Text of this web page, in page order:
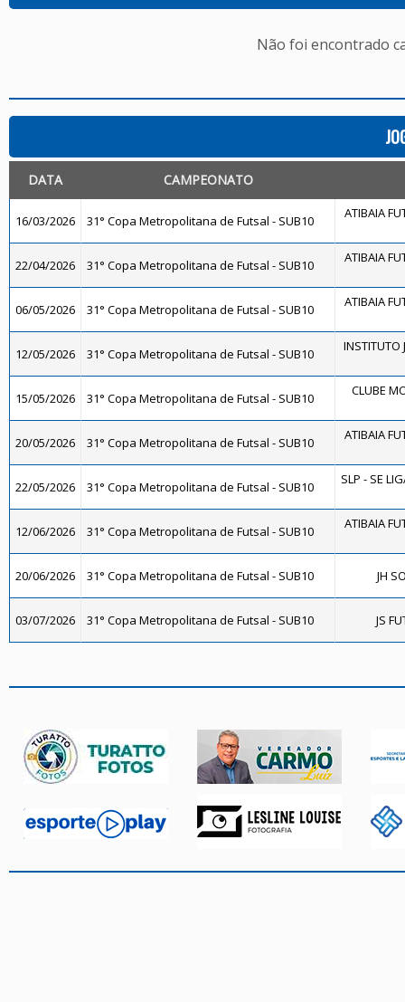
Não foi encontrado
DATA CAMPEONATO
16/03/2026 31° Copa Metropolitana de Futsal - SUB10 ATIBAIA
22/04/2026 31° Copa Metropolitana de Futsal - SUB10 ATIBAIA
06/05/2026 31° Copa Metropolitana de Futsal - SUB10 ATIBAIA
12/05/2026 31° Copa Metropolitana de Futsal - SUB10 INSTITUTO
15/05/2026 31° Copa Metropolitana de Futsal - SUB10 CLUBE
20/05/2026 31° Copa Metropolitana de Futsal - SUB10 ATIBAIA
22/05/2026 31° Copa Metropolitana de Futsal - SUB10 SLP - SE
12/06/2026 31° Copa Metropolitana de Futsal - SUB10 ATIBAIA
20/06/2026 31° Copa Metropolitana de Futsal - SUB10 JH
03/07/2026 31° Copa Metropolitana de Futsal - SUB10 JS